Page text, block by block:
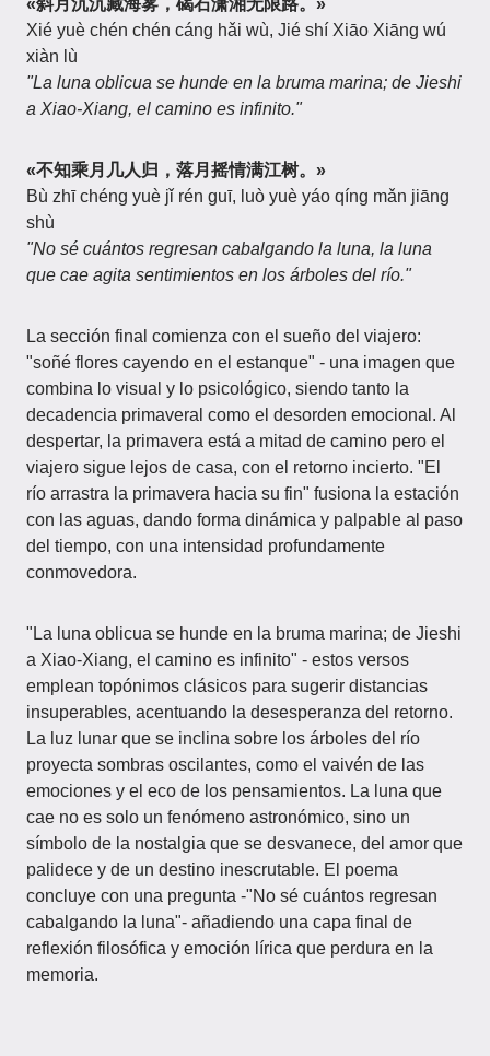
«斜月沉沉藏海雾，碣石潇湘无限路。»
Xié yuè chén chén cáng hǎi wù, Jié shí Xiāo Xiāng wú
xiàn lù
"La luna oblicua se hunde en la bruma marina; de Jieshi
a Xiao-Xiang, el camino es infinito."
«不知乘月几人归，落月摇情满江树。»
Bù zhī chéng yuè jǐ rén guī, luò yuè yáo qíng mǎn jiāng
shù
"No sé cuántos regresan cabalgando la luna, la luna
que cae agita sentimientos en los árboles del río."
La sección final comienza con el sueño del viajero:
"soñé flores cayendo en el estanque" - una imagen que
combina lo visual y lo psicológico, siendo tanto la
decadencia primaveral como el desorden emocional. Al
despertar, la primavera está a mitad de camino pero el
viajero sigue lejos de casa, con el retorno incierto. "El
río arrastra la primavera hacia su fin" fusiona la estación
con las aguas, dando forma dinámica y palpable al paso
del tiempo, con una intensidad profundamente
conmovedora.
"La luna oblicua se hunde en la bruma marina; de Jieshi
a Xiao-Xiang, el camino es infinito" - estos versos
emplean topónimos clásicos para sugerir distancias
insuperables, acentuando la desesperanza del retorno.
La luz lunar que se inclina sobre los árboles del río
proyecta sombras oscilantes, como el vaivén de las
emociones y el eco de los pensamientos. La luna que
cae no es solo un fenómeno astronómico, sino un
símbolo de la nostalgia que se desvanece, del amor que
palidece y de un destino inescrutable. El poema
concluye con una pregunta -"No sé cuántos regresan
cabalgando la luna"- añadiendo una capa final de
reflexión filosófica y emoción lírica que perdura en la
memoria.